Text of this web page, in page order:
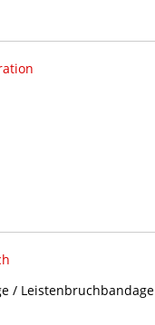
/ Leistenbruchbandage